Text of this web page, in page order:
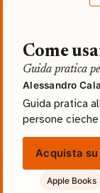
Come
Guida pratica
Alessandro
Guida pratica
persone
Acquista
Apple Books